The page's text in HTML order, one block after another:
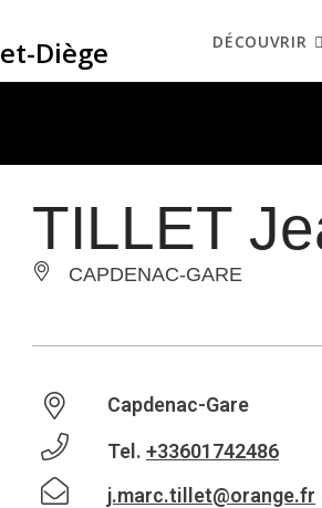
Diège DÉCOUVRIR
TILLET
CAPDENAC-GARE
Capdenac-Gare
Tel. +33601742486
j.marc.tillet@orange.fr